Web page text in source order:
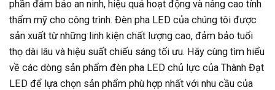
phần đảm bảo an ninh, hiệu quả hoạt động và nâng cao tính
thẩm mỹ cho công trình. Đèn pha LED của chúng tôi được
sản xuất từ những linh kiện chất lượng cao, đảm bảo tuổi
thọ dài lâu và hiệu suất chiếu sáng tối ưu. Hãy cùng tìm hiểu
về các dòng sản phẩm đèn pha LED chủ lực của Thành Đạt
LED để lựa chọn sản phẩm phù hợp nhất với nhu cầu của